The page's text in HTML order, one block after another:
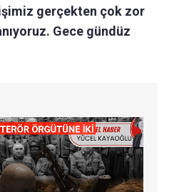
gerçekten çok zor
Gece gündüz